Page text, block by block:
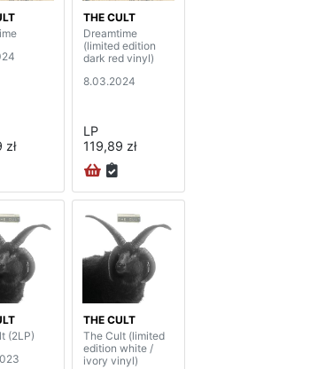
zł
THE CULT
Dreamtime
(limited edition
dark red vinyl)
8.03.2024
LP
119,89 zł
(2LP)
THE CULT
The Cult (limited
edition white /
ivory vinyl)